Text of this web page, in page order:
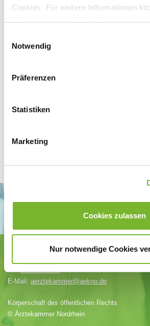
Cookies. Für weitere Informationen
Datenschutzerklärung
Notwendig
Präferenzen
Statistiken
Marketing
Cookies zulassen
Nur notwendige Cookies
Zurück zur Übersicht
Anbieter.
Ärztekammer Nordrhein
Tel.0211 / 4302-0· Fax 0211 / 4302 2009
E-Mail: aerztekammer@aekno.de
Körperschaft des öffentlichen Rechts
© Ärztekammer Nordrhein